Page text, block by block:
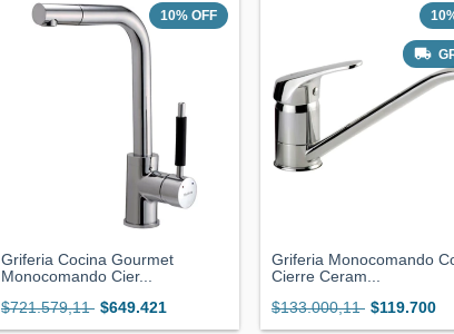
10% OFF
Griferia Cocina Gourmet
Monocomando Cier...
$721.579,11 $649.421
10
Griferia Monocomando
Cierre Ceram...
$133.000,11 $119.700